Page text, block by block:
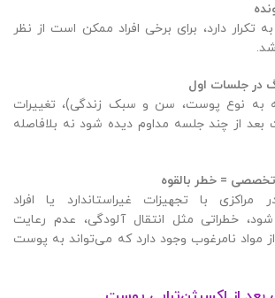
تکرار دارد، برای برخی افراد ممکن است از نظر
در جلسات اول
به نوع پوست، سن و سبک زندگی)، تغییرات
از چند جلسه مداوم دیده شود نه بلافاصله
= خطر بالقوه
مراکزی با تجهیزات غیراستاندارد یا افراد
خطراتی مثل انتقال آلودگی، عدم رعایت
مواد نامرغوب وجود دارد که می‌تواند به پوست